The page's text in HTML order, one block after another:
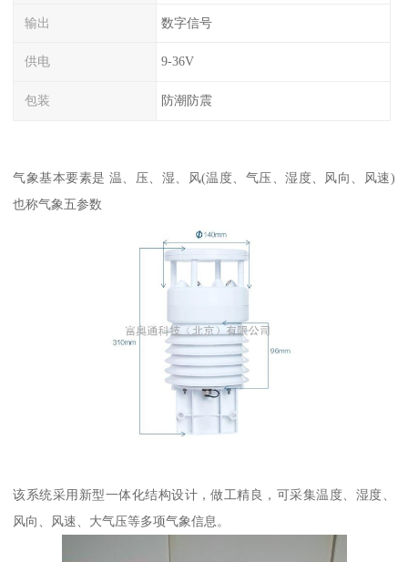
输出 数字信号
供电 9-36V
包装 防潮防震
气象基本要素是 温、压、湿、风(温度、气压、湿度、风向、风速)
也称气象五参数
该系统采用新型一体化结构设计，做工精良，可采集温度、湿度、
风向、风速、大气压等多项气象信息。